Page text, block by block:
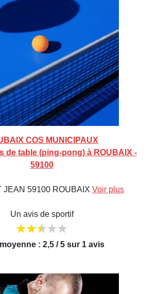
COS MUNICIPAUX
de table (ping-pong) à ROUBAIX -
59100
JEAN 59100 ROUBAIX Voir plus
Un avis de sportif
: 2,5 / 5 sur 1 avis